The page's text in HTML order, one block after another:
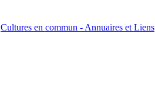
Cultures en commun - Annuaires et Liens